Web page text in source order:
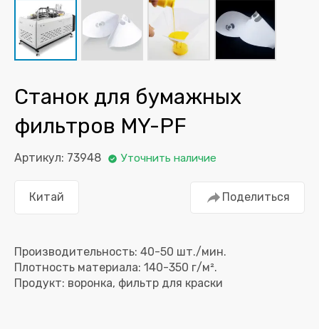
Станок для бумажных
фильтров MY-PF
Артикул: 73948 Уточнить наличие
Китай Поделиться
Производительность: 40-50 шт./мин.
Плотность материала: 140-350 г/м².